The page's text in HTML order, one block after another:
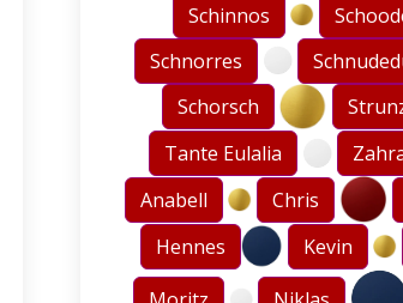
Schinnos
Schnorres
Schorsch
Tante Eulalia
Anabell
Chris
Hennes
Kevin